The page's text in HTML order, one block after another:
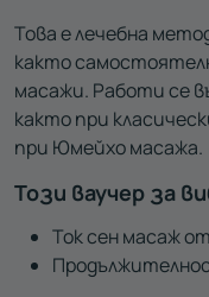
Това е лечебна
както
масажи. Работи се
както при
при Юмейхо масажа.
Този ваучер за
Ток сен масаж